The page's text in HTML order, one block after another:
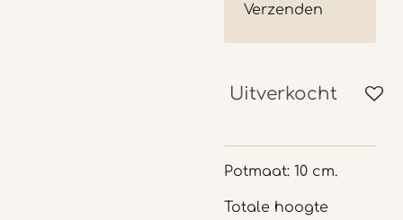
Verzenden
Uitverkocht
Potmaat: 10 cm.
Totale hoogte